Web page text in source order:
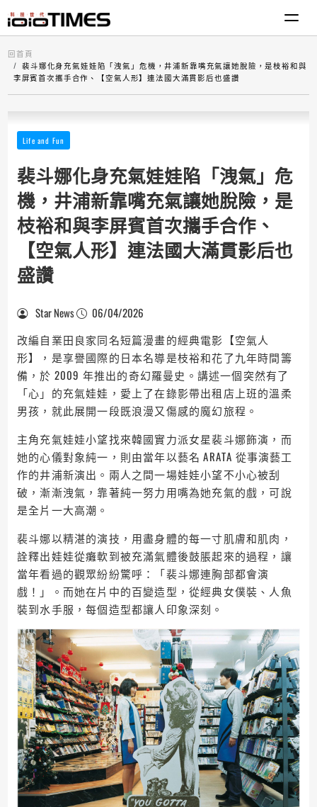
回首頁
裴斗娜化身充氣娃娃陷「洩氣」危機，井浦新靠嘴充氣讓她脫險，是枝裕和與
李屏賓首次攜手合作、【空氣人形】連法國大滿貫影后也盛讚
Life and Fun
裴斗娜化身充氣娃娃陷「洩氣」危
機，井浦新靠嘴充氣讓她脫險，是
枝裕和與李屏賓首次攜手合作、
【空氣人形】連法國大滿貫影后也
盛讚
Star News
06/04/2026
改編自業田良家同名短篇漫畫的經典電影【空氣人
形】，是享譽國際的日本名導是枝裕和花了九年時間籌
備，於 2009 年推出的奇幻羅曼史。講述一個突然有了
「心」的充氣娃娃，愛上了在錄影帶出租店上班的溫柔
男孩，就此展開一段既浪漫又傷感的魔幻旅程。
主角充氣娃娃小望找來韓國實力派女星裴斗娜飾演，而
她的心儀對象純一，則由當年以藝名 ARATA 從事演藝工
作的井浦新演出。兩人之間一場娃娃小望不小心被刮
破，漸漸洩氣，靠著純一努力用嘴為她充氣的戲，可說
是全片一大高潮。
裴斗娜以精湛的演技，用盡身體的每一寸肌膚和肌肉，
詮釋出娃娃從癱軟到被充滿氣體後鼓脹起來的過程，讓
當年看過的觀眾紛紛驚呼：「裴斗娜連胸部都會演
戲！」。而她在片中的百變造型，從經典女僕裝、人魚
裝到水手服，每個造型都讓人印象深刻。